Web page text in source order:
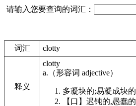
请输入您要查询的词汇：
词汇 clotty
释义
clotty
a. （形容词 adjective）
多凝块的;易凝成块的
【口】 迟钝的,愚蠢的